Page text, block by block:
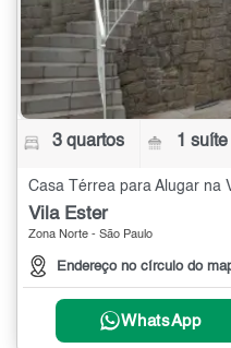
3 quartos 1 suíte
Casa Térrea para Alugar na
Vila Ester
Zona Norte - São Paulo
Endereço no círculo do
WhatsApp